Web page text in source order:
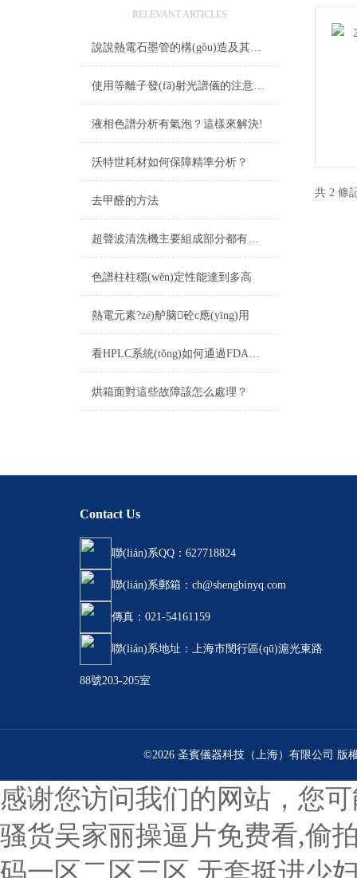
RELEVANT ARTICLES
說說熱電石墨管的構(gòu)造及其應(yīng)用
使用等離子發(fā)射光譜儀的注意事項
液相色譜分析有氣泡？這樣來解決!
沃特世耗材如何保障精準分析？
去甲醛的方法
超聲波清洗機主要組成部分都有哪些？
色譜柱柱穩(wěn)定性能達到多高
熱電元素?zé)舻脑砼c應(yīng)用
看HPLC系統(tǒng)如何通過FDA檢查
烘箱面對這些故障該怎么處理？
共 2 條
Contact Us
聯(lián)系QQ：627718824
聯(lián)系郵箱：ch@shengbinyq.com
傳真：021-54161159
聯(lián)系地址：上海市閔行區(qū)滬光東路
88號203-205室
©2026 圣賓儀器科技（上海）有限公司 版
感谢您访问我们的网站，您
骚货吴家丽操逼片免费看,偷